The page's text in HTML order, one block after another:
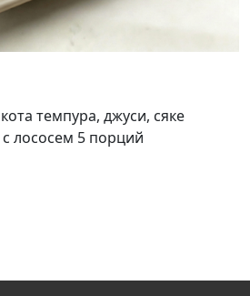
темпура, джуси, сяке
лососем 5 порций